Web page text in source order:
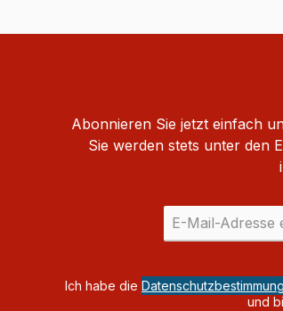
Abonnieren Sie jetzt einfach
Sie werden stets unter den
Ich habe die
und